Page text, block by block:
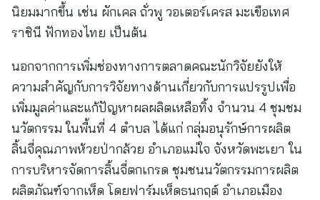
นิยมมากขึ้น เช่น ผักเคล ถั่วพู วอเตอร์เครส มะเขือเทศ
ราชินี ฟักทองไทย เป็นต้น
นอกจากการเพิ่มช่องทางการตลาดคณะนักวิจัยยังให้
ความสำคัญกับการวิจัยทางด้านเกี่ยวกับการแปรรูปเพื่อ
เพิ่มมูลค่าและแก้ปัญหาผลผลิตเหลือทิ้ง จำนวน 4 ชุมชม
นวัตกรรม ในพื้นที่ 4 ตำบล ได้แก่ กลุ่มอนุรักษ์การผลิต
ลิ้นจี่คุณภาพห้วยป่ากล้วย อำเภอแม่ใจ จังหวัดพะเยา ใน
การบริหารจัดการลิ้นจี่ตกเกรด ชุมชนนวัตกรรมการผลิต
ผลิตภัณฑ์จากเห็ด โดยฟาร์มเห็ดธนกฤต์ อำเภอเมือง